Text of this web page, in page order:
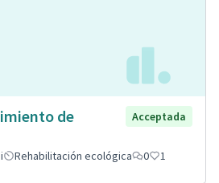
de
Acceptada
Rehabilitación ecológica 0 1